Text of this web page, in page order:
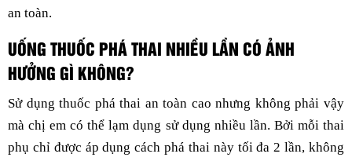
an toàn.
UỐNG THUỐC PHÁ THAI NHIỀU LẦN CÓ ẢNH
HƯỞNG GÌ KHÔNG?
Sử dụng thuốc phá thai an toàn cao nhưng không phải vậy
mà chị em có thể lạm dụng sử dụng nhiều lần. Bởi mỗi thai
phụ chỉ được áp dụng cách phá thai này tối đa 2 lần, không